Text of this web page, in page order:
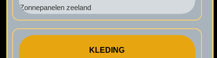
Zonnepanelen zeeland
KLEDING